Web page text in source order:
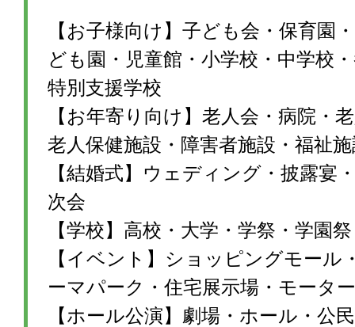
【お子様向け】子ども会・保育園
ども園・児童館・小学校・中学校
特別支援学校
【お年寄り向け】老人会・病院・
老人保健施設・障害者施設・福祉
【結婚式】ウェディング・披露宴
次会
【学校】高校・大学・学祭・学園
【イベント】ショッピングモール
ーマパーク・住宅展示場・モータ
【ホール公演】劇場・ホール・公